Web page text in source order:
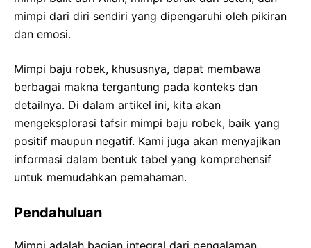
mimpi dari diri sendiri yang dipengaruhi oleh pikiran
dan emosi.
Mimpi baju robek, khususnya, dapat membawa
berbagai makna tergantung pada konteks dan
detailnya. Di dalam artikel ini, kita akan
mengeksplorasi tafsir mimpi baju robek, baik yang
positif maupun negatif. Kami juga akan menyajikan
informasi dalam bentuk tabel yang komprehensif
untuk memudahkan pemahaman.
Pendahuluan
Mimpi adalah bagian integral dari pengalaman